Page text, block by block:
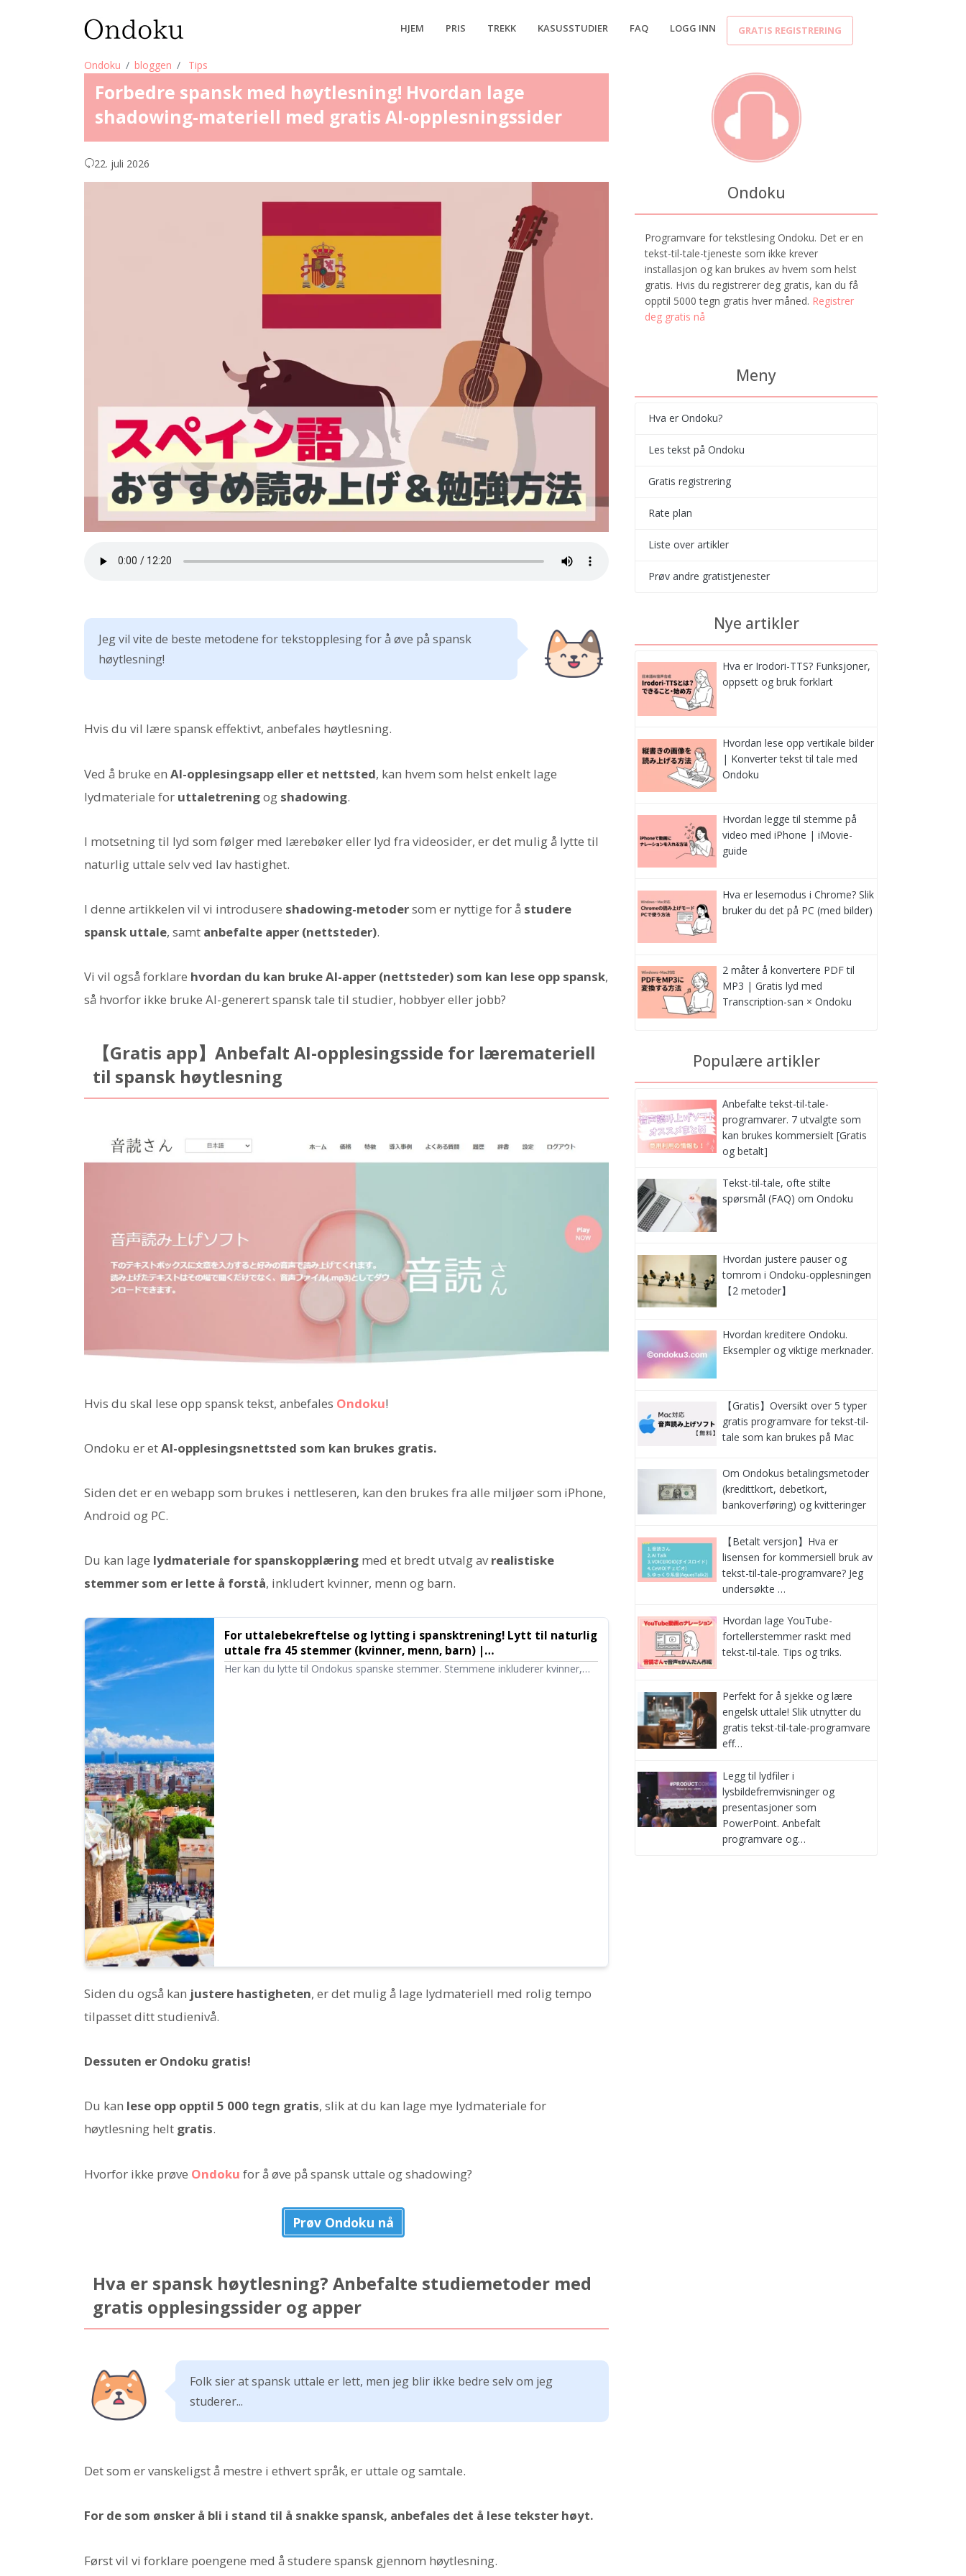
HJEM PRIS TREKK KASUSSTUDIER FAQ LOGG INN GRATIS REGISTRERING
Ondoku bloggen Tips
Forbedre spansk med høytlesning! Hvordan lage
shadowing-materiell med gratis AI-opplesningssider
22. juli 2026
Jeg vil vite de beste metodene for tekstopplesing for å øve på spansk
høytlesning!
Hvis du vil lære spansk effektivt, anbefales høytlesning.
Ved å bruke en AI-opplesingsapp eller et nettsted, kan hvem som helst enkelt lage
lydmateriale for uttaletreningog shadowing.
I motsetning til lyd som følger med lærebøker eller lyd fra videosider, er det mulig å lytte til
naturlig uttale selv ved lav hastighet.
I denne artikkelen vil vi introdusere shadowing-metodersom er nyttige for å studere
spansk uttale, samt anbefalte apper (nettsteder).
Vi vil også forklare hvordan du kan bruke AI-apper (nettsteder) som kan lese opp spansk,
så hvorfor ikke bruke AI-generert spansk tale til studier, hobbyer eller jobb?
【Gratis app】Anbefalt AI-opplesingsside for læremateriell
til spansk høytlesning
Hvis du skal lese opp spansk tekst, anbefales Ondoku!
Ondoku er etAI-opplesingsnettsted som kan brukes gratis.
Siden det er en webapp som brukes i nettleseren, kan den brukes fra alle miljøer som iPhone,
Android og PC.
Du kan lage lydmateriale for spanskopplæring med et bredt utvalg avrealistiske
stemmer som er lette å forstå, inkludert kvinner, menn og barn.
For uttalebekreftelse og lytting i spansktrening! Lytt til naturlig
uttale fra 45 stemmer (kvinner, menn, barn) |
Tekstopplesingsprogramvare Ondoku
Her kan du lytte til Ondokus spanske stemmer. Stemmene inkluderer kvinner,
Siden du også kan justere hastigheten, er det mulig å lage lydmateriell med rolig tempo
tilpasset ditt studienivå.
Dessuten er Ondoku gratis!
Du kan lese opp opptil 5 000 tegn gratis, slik at du kan lage mye lydmateriale for
høytlesning helt gratis.
Hvorfor ikke prøve Ondoku for å øve på spansk uttale og shadowing?
Prøv Ondoku nå
Hva er spansk høytlesning? Anbefalte studiemetoder med
gratis opplesingssider og apper
Folk sier at spansk uttale er lett, men jeg blir ikke bedre selv om jeg
studerer...
Det som er vanskeligst å mestre i ethvert språk, er uttale og samtale.
For de som ønsker å bli i stand til å snakke spansk, anbefales det å lese tekster høyt.
Først vil vi forklare poengene med å studere spansk gjennom høytlesning.
Ondoku
Programvare for tekstlesing Ondoku. Det er en
tekst-til-tale-tjeneste som ikke krever
installasjon og kan brukes av hvem som helst
gratis. Hvis du registrerer deg gratis, kan du få
opptil 5000 tegn gratis hver måned. Registrer
deg gratis nå
Meny
Hva er Ondoku?
Les tekst på Ondoku
Gratis registrering
Rate plan
Liste over artikler
Prøv andre gratistjenester
Nye artikler
Hva er Irodori-TTS? Funksjoner,
oppsett og bruk forklart
Hvordan lese opp vertikale bilder
| Konverter tekst til tale med
Ondoku
Hvordan legge til stemme på
video med iPhone | iMovie-
guide
Hva er lesemodus i Chrome? Slik
bruker du det på PC (med bilder)
2 måter å konvertere PDF til
MP3 | Gratis lyd med
Transcription-san × Ondoku
Populære artikler
Anbefalte tekst-til-tale-
programvarer. 7 utvalgte som
kan brukes kommersielt [Gratis
og betalt]
Tekst-til-tale, ofte stilte
spørsmål (FAQ) om Ondoku
Hvordan justere pauser og
tomrom i Ondoku-opplesningen
【2 metoder】
Hvordan kreditere Ondoku.
Eksempler og viktige merknader.
【Gratis】Oversikt over 5 typer
gratis programvare for tekst-til-
tale som kan brukes på Mac
Om Ondokus betalingsmetoder
(kredittkort, debetkort,
bankoverføring) og kvitteringer
【Betalt versjon】Hva er
lisensen for kommersiell bruk av
tekst-til-tale-programvare? Jeg
undersøkte …
Hvordan lage YouTube-
fortellerstemmer raskt med
tekst-til-tale. Tips og triks.
Perfekt for å sjekke og lære
engelsk uttale! Slik utnytter du
gratis tekst-til-tale-programvare
eff…
Legg til lydfiler i
lysbildefremvisninger og
presentasjoner som
PowerPoint. Anbefalt
programvare og…